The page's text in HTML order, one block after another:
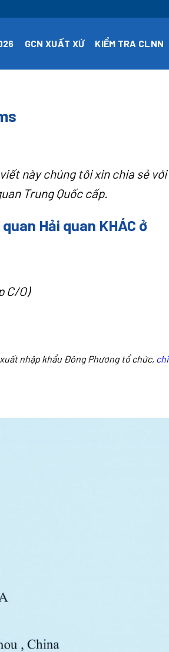
GCN XUẤT XỨ KIỂM TRA CLNN
này chúng tôi xin chia sẻ với
Trung Quốc cấp.
Hải quan KHÁC ở
C/O)
nhập khẩu Đông Phương tổ chức, chi